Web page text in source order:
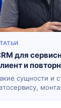
для
и
сущности и